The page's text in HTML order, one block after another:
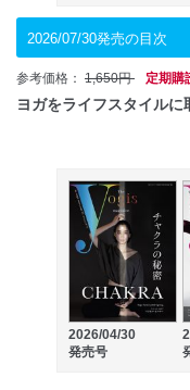
2026/07/30発売の目次
参考価格： 1,650円 定期購
ヨガをライフスタイル
2026/04/30
発売号